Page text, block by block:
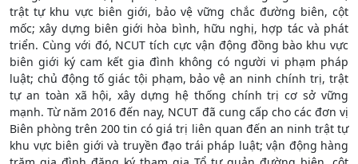
trật tự khu vực biên giới, bảo vệ vững chắc đường biên, cột
mốc; xây dựng biên giới hòa bình, hữu nghị, hợp tác và phát
triển. Cùng với đó, NCUT tích cực vận động đồng bào khu vực
biên giới ký cam kết gia đình không có người vi phạm pháp
luật; chủ động tố giác tội phạm, bảo vệ an ninh chính trị, trật
tự an toàn xã hội, xây dựng hệ thống chính trị cơ sở vững
mạnh. Từ năm 2016 đến nay, NCUT đã cung cấp cho các đơn vị
Biên phòng trên 200 tin có giá trị liên quan đến an ninh trật tự
khu vực biên giới và truyền đạo trái pháp luật; vận động hàng